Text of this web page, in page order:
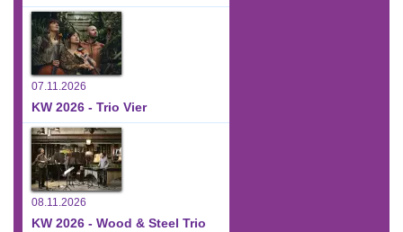
07.11.2026
KW 2026 - Trio Vier
08.11.2026
KW 2026 - Wood & Steel Trio